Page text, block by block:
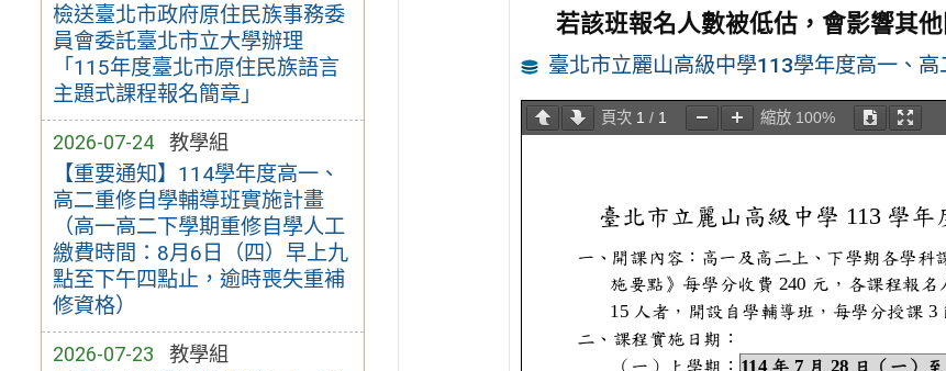
檢送臺北市政府原住民族事務委
員會委託臺北市立大學辦理
「115年度臺北市原住民族語言
主題式課程報名簡章」
2026-07-24 教學組
【重要通知】114學年度高一、
高二重修自學輔導班實施計畫
（高一高二下學期重修自學人工
繳費時間：8月6日（四）早上九
點至下午四點止，逾時喪失重補
修資格）
2026-07-23 教學組
若該班報名人數被低估，會影響其
臺北市立麗山高級中學113學年度高一、
頁次 1 / 1 縮放 100%